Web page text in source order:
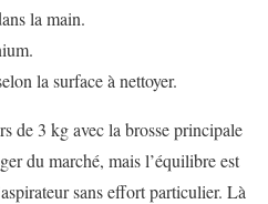
la main.
la surface à nettoyer.
de 3 kg avec la brosse principale
du marché, mais l’équilibre est
sans effort particulier. Là